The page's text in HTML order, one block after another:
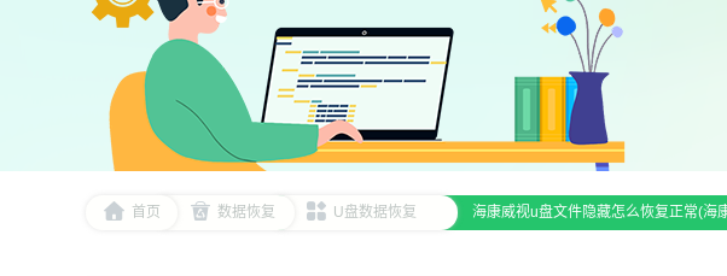
首页 数据恢复 U盘数据恢复 海康威视u盘文件隐藏怎么恢复正常(海